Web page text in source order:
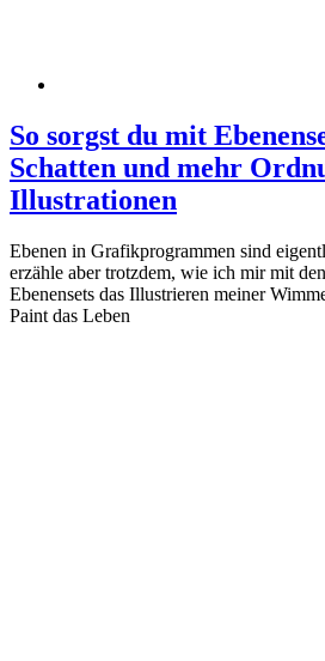
So sorgst du mit
Schatten und mehr
Illustrationen
Ebenen in Grafikprogrammen sind
erzähle aber trotzdem, wie ich mir mit
Ebenensets das Illustrieren meiner
Paint das Leben